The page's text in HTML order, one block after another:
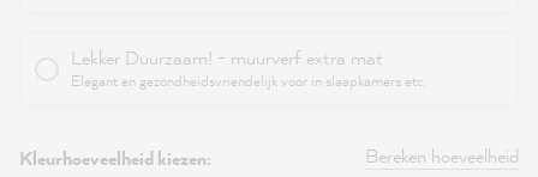
Lekker Duurzaam! - muurverf extra mat
Elegant en gezondheidsvriendelijk voor in slaapkamers etc.
Kleurhoeveelheid kiezen: Bereken hoeveelheid